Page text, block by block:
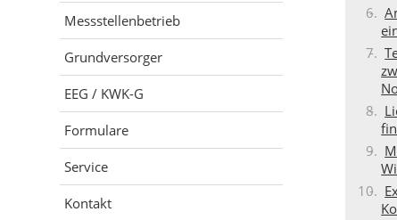
Messstellenbetrieb
Grundversorger
EEG / KWK-G
Formulare
Service
Kontakt